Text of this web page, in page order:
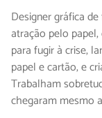
Designer gráfica
atração pelo
para fugir à crise,
papel e cartão, e
Trabalham
chegaram mesmo